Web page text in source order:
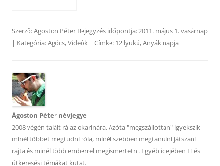
Szerző:Ágoston Péter Bejegyzés időpontja:2011. május 1. vasárnap
| Kategória:Agócs,Videók | Címke: 12 lyukú,Anyák napja
Ágoston Péter névjegye
2008 végén talált rá az okarinára. Azóta "megszállottan" igyekszik
minél többet megtudni róla, minél szebben megtanulni játszani
rajta és minél több emberrel megismertetni. Egyéb idejében IT és
útkeresési témákat kutat.